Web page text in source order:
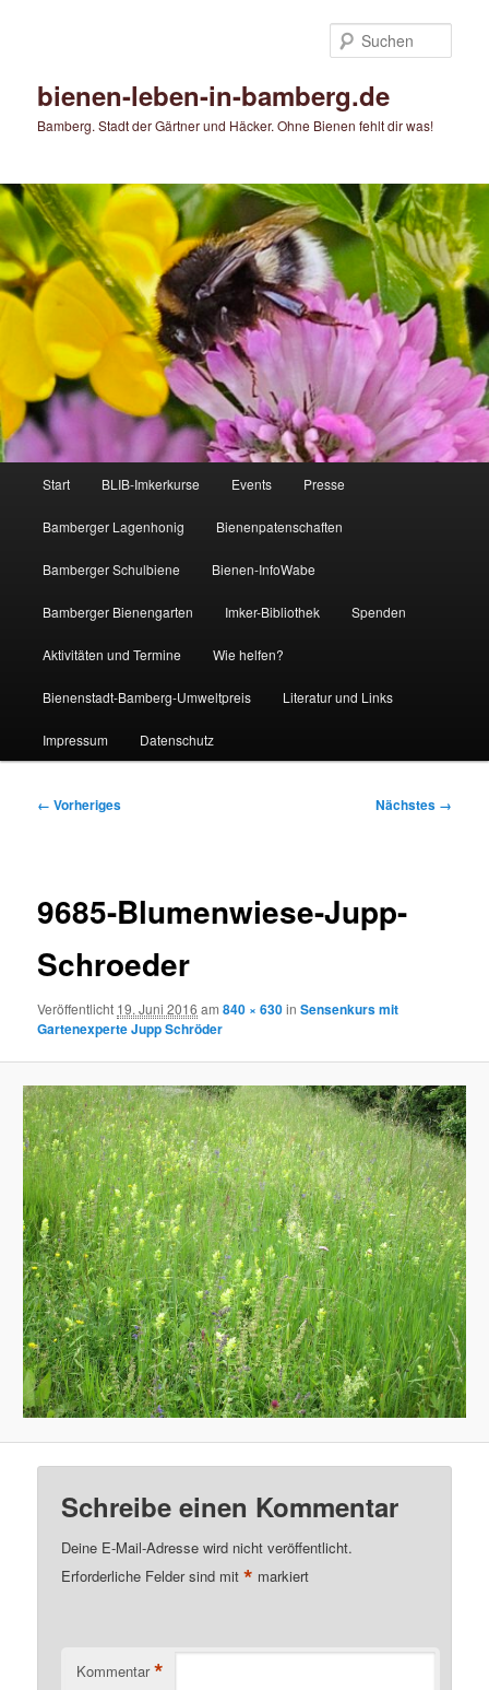
bienen-leben-in-bamberg.de
Bamberg. Stadt der Gärtner und Häcker. Ohne Bienen fehlt dir was!
Start BLIB-Imkerkurse Events Presse
Bamberger Lagenhonig Bienenpatenschaften
Bamberger Schulbiene Bienen-InfoWabe
Bamberger Bienengarten Imker-Bibliothek Spenden
Aktivitäten und Termine Wie helfen?
Bienenstadt-Bamberg-Umweltpreis Literatur und Links
Impressum Datenschutz
Bilder-
← Vorheriges Nächstes →
9685-Blumenwiese-Jupp-
Schroeder
Veröffentlicht 19. Juni 2016 am840 × 630inSensenkurs mit
Gartenexperte Jupp Schröder
Schreibe einen Kommentar
Deine E-Mail-Adresse wird nicht veröffentlicht.
Erforderliche Felder sind mit* markiert
Kommentar *